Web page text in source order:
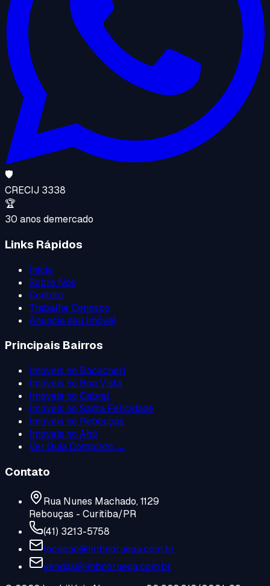
🛡️
CRECIJ 3338
🏆
30 anos demercado
Links Rápidos
Início
Sobre Nós
Contato
Trabalhe Conosco
Anuncie seu Imóvel
Principais Bairros
Imóveis no Bacacheri
Imóveis no Boa Vista
Imóveis no Cabral
Imóveis no Santa Felicidade
Imóveis no Rebouças
Imóveis no Ahú
Ver Guia Completo →
Contato
Rua Nunes Machado, 1129
Rebouças - Curitiba/PR
(41) 3213-5758
locacao@imbnoruega.com.br
vendas@imbnoruega.com.br